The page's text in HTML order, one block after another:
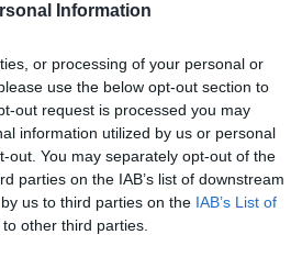
Information
or processing of your personal or
use the below opt-out section to
out request is processed you may
information utilized by us or personal
out. You may separately opt-out of the
parties on the IAB’s list of downstream
us to third parties on the IAB’s List of
other third parties.